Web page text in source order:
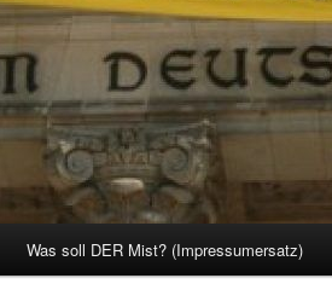
Was soll DER Mist? (Impressumersatz)